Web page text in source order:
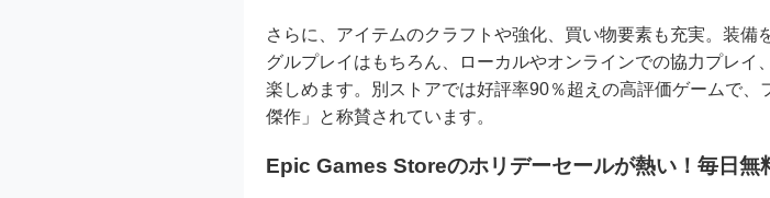
さらに、アイテムのクラフトや強化、買い物要素も充実。装
グルプレイはもちろん、ローカルやオンラインでの協力プレ
楽しめます。別ストアでは好評率90％超えの高評価ゲームで
傑作」と称賛されています。
Epic Games Storeのホリデーセールが熱い！毎日無